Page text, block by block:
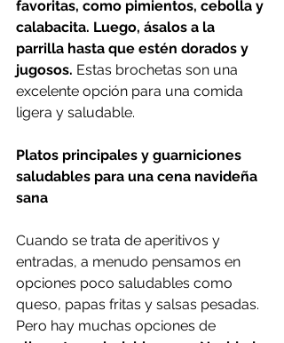
favoritas, como pimientos, cebolla y
calabacita. Luego, ásalos a la
parrilla hasta que estén dorados y
jugosos. Estas brochetas son una
excelente opción para una comida
ligera y saludable.
Platos principales y guarniciones
saludables para una cena navideña
sana
Cuando se trata de aperitivos y
entradas, a menudo pensamos en
opciones poco saludables como
queso, papas fritas y salsas pesadas.
Pero hay muchas opciones de